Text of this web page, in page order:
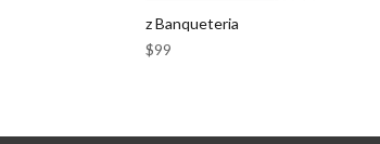
z Banqueteria
$99